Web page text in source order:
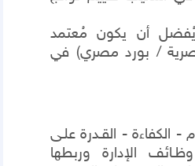
يُفضل أن يكون مُعتمد
/ بورد مصري) في
- الكفاءة - القـدرة علـى
الإدارة وربطها